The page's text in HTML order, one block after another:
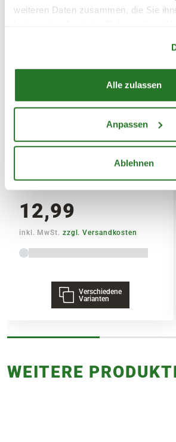
weiteren Daten zusammen, die Sie
Alle zulassen
Anpassen
Ablehnen
Den richtigen
Flamingoblume 'Anthurium',
rosa
12,99
inkl. MwSt. zzgl. Versandkosten
Verschiedene
Varianten
WEITERE